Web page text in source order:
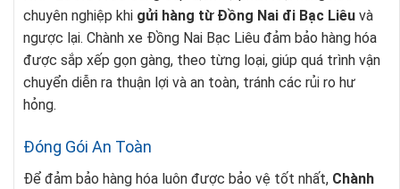
chuyên nghiệp khi gửi hàng từ Đồng Nai đi Bạc Liêu và
ngược lại. Chành xe Đồng Nai Bạc Liêu đảm bảo hàng hóa
được sắp xếp gọn gàng, theo từng loại, giúp quá trình vận
chuyển diễn ra thuận lợi và an toàn, tránh các rủi ro hư
hỏng.
Đóng Gói An Toàn
Để đảm bảo hàng hóa luôn được bảo vệ tốt nhất, Chành